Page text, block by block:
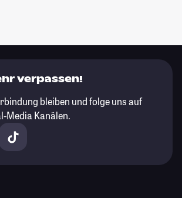
verpassen!
bleiben und folge uns auf
Media Kanälen.